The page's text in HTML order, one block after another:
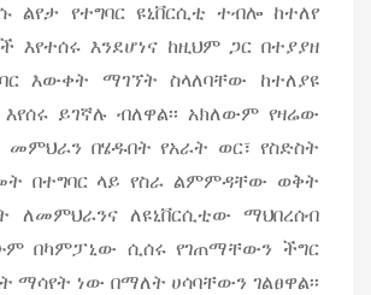
ልየታ የተግባር ዩኒቨርሲቲ ተብሎ ከተለየ
እየተሰሩ እንደሆነና ከዚህም ጋር በተያያዘ
እውቀት ማገኘት ስላለባቸው ከተለያዩ
ይገኛሉ ብለዋል፡፡ አክለውም የዛሬው
በሄዱበት የአራት ወር፣ የስድስት
በተግባር ላይ የስራ ልምምዳቸው ወቅት
ለመምህራንና ለዩኒቨርሲቲው ማህበረሰብ
በካምፓኒው ሲሰሩ የገጠማቸውን ችግር
ማሳየት ነው በማለት ሀሳባቸውን ገልፀዋል፡፡